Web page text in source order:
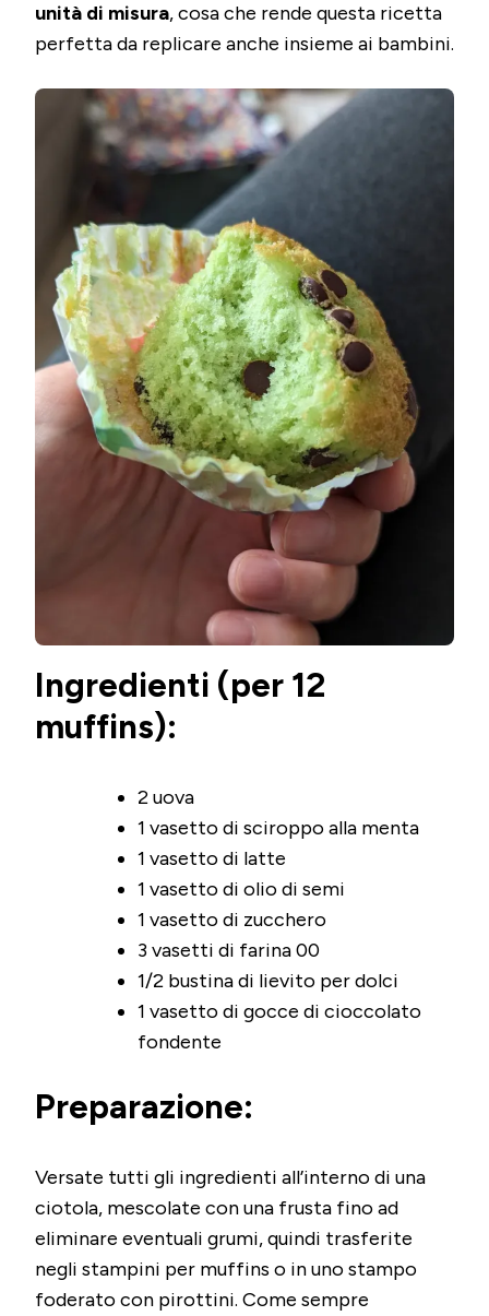
unità di misura, cosa che rende questa ricetta
perfetta da replicare anche insieme ai bambini.
Ingredienti (per 12
muffins):
2 uova
1 vasetto di sciroppo alla menta
1 vasetto di latte
1 vasetto di olio di semi
1 vasetto di zucchero
3 vasetti di farina 00
1/2 bustina di lievito per dolci
1 vasetto di gocce di cioccolato
fondente
Preparazione:
Versate tutti gli ingredienti all’interno di una
ciotola, mescolate con una frusta fino ad
eliminare eventuali grumi, quindi trasferite
negli stampini per muffins o in uno stampo
foderato con pirottini. Come sempre